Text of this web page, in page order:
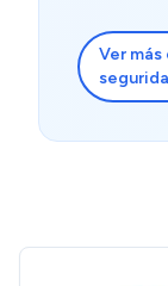
Ver